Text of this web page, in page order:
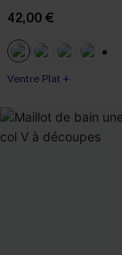
42,00 €
Ventre Plat +